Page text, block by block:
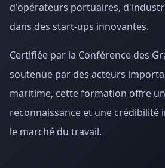
d'opérateurs portuaires,
dans des start-ups innovantes.
Certifiée par la Conférence des
soutenue par des acteurs
maritime, cette formation offre
reconnaissance et une crédibilité
le marché du travail.